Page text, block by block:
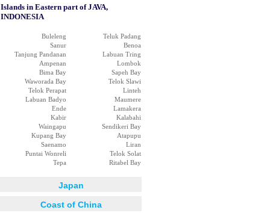
Islands in Eastern part of JAVA,
INDONESIA
Buleleng
Teluk Padang
Sanur
Benoa
Tanjung Pandanan
Labuan Tring
Ampenan
Lombok
Bima Bay
Sapeh Bay
Waworada Bay
Telok Slawi
Telok Perapat
Linteh
Labuan Badyo
Maumere
Ende
Lamakera
Kabir
Kalabahi
Waingapu
Sendikeri Bay
Kupang Bay
Atapupu
Saenamo
Liran
Puntai Wonreli
Telok Solat
Tepa
Ritabel Bay
Japan
Coast of China